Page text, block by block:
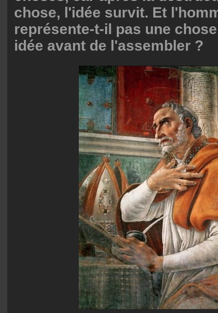
chose, l'idée survit. Et
représente-t-il pas une
idée avant de l'assembler ?